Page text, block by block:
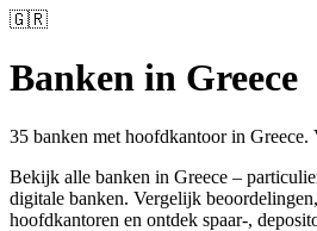
🇬🇷
Banken in Greece
35 banken met hoofdkantoor in Greece.
Bekijk alle banken in Greece –
digitale banken. Vergelijk
hoofdkantoren en ontdek spaar-,